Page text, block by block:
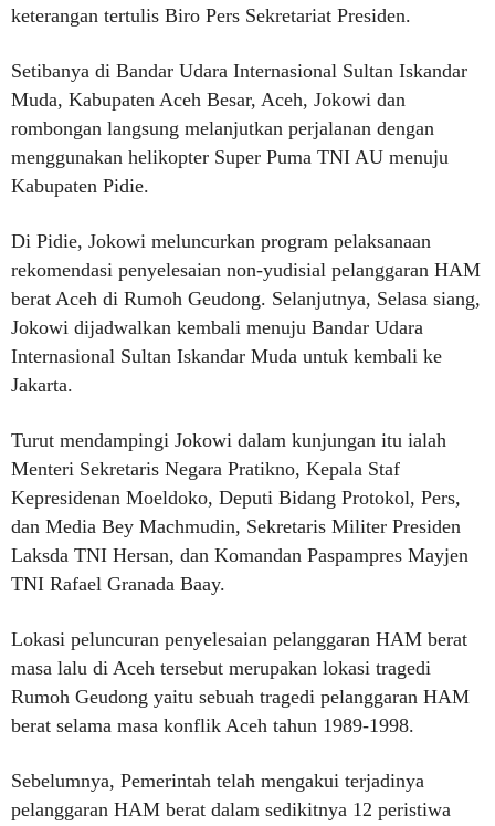
keterangan tertulis Biro Pers Sekretariat Presiden.
Setibanya di Bandar Udara Internasional Sultan Iskandar
Muda, Kabupaten Aceh Besar, Aceh, Jokowi dan
rombongan langsung melanjutkan perjalanan dengan
menggunakan helikopter Super Puma TNI AU menuju
Kabupaten Pidie.
Di Pidie, Jokowi meluncurkan program pelaksanaan
rekomendasi penyelesaian non-yudisial pelanggaran HAM
berat Aceh di Rumoh Geudong. Selanjutnya, Selasa siang,
Jokowi dijadwalkan kembali menuju Bandar Udara
Internasional Sultan Iskandar Muda untuk kembali ke
Jakarta.
Turut mendampingi Jokowi dalam kunjungan itu ialah
Menteri Sekretaris Negara Pratikno, Kepala Staf
Kepresidenan Moeldoko, Deputi Bidang Protokol, Pers,
dan Media Bey Machmudin, Sekretaris Militer Presiden
Laksda TNI Hersan, dan Komandan Paspampres Mayjen
TNI Rafael Granada Baay.
Lokasi peluncuran penyelesaian pelanggaran HAM berat
masa lalu di Aceh tersebut merupakan lokasi tragedi
Rumoh Geudong yaitu sebuah tragedi pelanggaran HAM
berat selama masa konflik Aceh tahun 1989-1998.
Sebelumnya, Pemerintah telah mengakui terjadinya
pelanggaran HAM berat dalam sedikitnya 12 peristiwa